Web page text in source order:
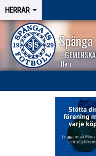
HERRAR
-
Herr